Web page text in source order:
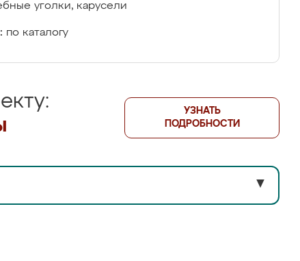
уголки, карусели
по каталогу
УЗНАТЬ
ПОДРОБНОСТИ
▼